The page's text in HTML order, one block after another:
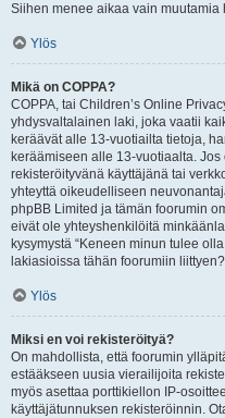
Siihen menee aikaa vain
Ylös
Mikä on COPPA?
COPPA, tai Children’s Online
yhdysvaltalainen laki, joka vaatii
keräävät alle 13-vuotiailta tietoja,
keräämiseen alle 13-vuotiaalta.
rekisteröityvänä käyttäjänä tai
yhteyttä oikeudelliseen
phpBB Limited ja tämän foorumin
eivät ole yhteyshenkilöitä
kysymystä “Keneen minun tulee
lakiasioissa tähän foorumiin
Ylös
Miksi en voi rekisteröityä?
On mahdollista, että foorumin
estääkseen uusia vierailijoita
myös asettaa porttikiellon IP-
käyttäjätunnuksen rekisteröinnin.